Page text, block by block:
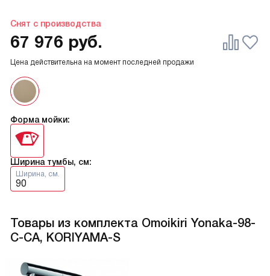
Снят с производства
Форма мойки:
Ширина тумбы, см:
Ширина, см.
90
Цена действительна на момент последней продажи
67 976 руб.
Товары из комплекта Omoikiri Yonaka-98-
C-CA, KORIYAMA-S